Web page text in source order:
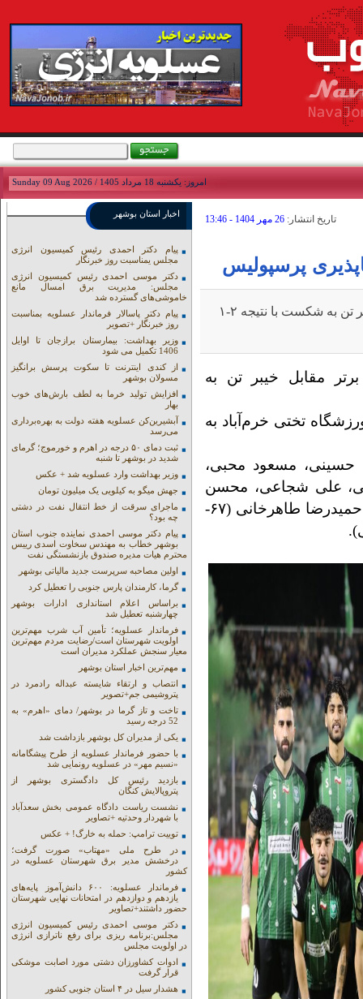
امروز: يکشنبه 18 مرداد 1405 / Sunday 09 Aug 2026
تاريخ انتشار: 26 مهر 1404 - 13:46
نوای جنوب:تیم پرسپولیس در رقابت‌های لیگ برتر مقابل خیبر تن به شکست با نتیجه ۲-۱
مقابل خیبر تن به
تختی خرم‌آباد به
حسینی، مسعود محبی،
علی شجاعی، محسن
سفیدچغایی (۸۰- فردین یوسفی)، مهدی گودرزی، حمیدرضا طاهرخانی (۶۷-
اخبار استان بوشهر
پیام دکتر احمدی رئیس کمیسیون انرژی
مجلس یمناسبت روز خبرنگار
دکتر موسی احمدی رئیس کمیسیون انرژی
مجلس: مدیریت برق امسال مانع
خاموشی‌های گسترده شد
پیام دکتر پاسالار فرماندار عسلویه بمناسبت
روز خبرنگار +تصویر
وزیر بهداشت: بیمارستان برازجان تا اوایل
1406 تکمیل می شود
از کندی اینترنت تا سکوت پرسش برانگیز
مسولان بوشهر
افزایش تولید خرما به لطف بارش‌های خوب
بهار
آبشیرین‌کن عسلویه هفته دولت به بهره‌برداری
می‌رسد
ثبت دمای ۵۰ درجه در اهرم و خورموج؛ گرمای
شدید در بوشهر تا شنبه
وزیر بهداشت وارد عسلویه شد + عکس
جهش میگو به کیلویی یک میلیون تومان
ماجرای سرقت از خط انتقال نفت در دشتی
چه بود؟
پیام دکتر موسی احمدی نماینده جنوب استان
بوشهر خطاب به مهندس سخاوت اسدی رییس
محترم هیات مدیره صندوق بازنشستگی نفت
اولین مصاحبه سرپرست جدید مالیاتی بوشهر
گرما، کارمندان پارس جنوبی را تعطیل کرد
براساس اعلام استانداری ادارات بوشهر
چهارشنبه تعطیل شد
فرماندار عسلویه؛ تأمین آب شرب مهم‌ترین
اولویت شهرستان است/رضایت مردم مهم‌ترین
معیار سنجش عملکرد مدیران است
مهم‌ترین اخبار استان بوشهر
انتصاب و ارتقاء شایسته عبداله رادمرد در
پتروشیمی جم+تصویر
تاخت و تاز گرما در بوشهر/ دمای «اهرم» به
52 درجه رسید
یکی از مدیران کل بوشهر بازداشت شد
با حضور فرماندار عسلویه از طرح پیشگامانه
«نسیم مهر» در عسلویه رونمایی شد
بازدید رئیس کل دادگستری بوشهر از
پتروپالایش کنگان
نشست ریاست دادگاه عمومی بخش سعدآباد
با شهردار وحدتیه +تصاویر
توییت ترامپ: حمله به خارگ! + عکس
در طرح ملی «مهتاب» صورت گرفت؛
درخشش مدیر برق شهرستان عسلویه در
کشور
فرماندار عسلویه: ۶۰۰ دانش‌آموز پایه‌های
یازدهم و دوازدهم در امتحانات نهایی شهرستان
حضور داشتند+تصاویر
دکتر موسی احمدی رئیس کمیسیون انرژی
مجلس:برنامه ریزی برای رفع ناترازی انرژی
در اولویت مجلس
ادوات کشاورزان دشتی مورد اصابت موشکی
قرار گرفت
هشدار سیل در ۴ استان جنوبی کشور